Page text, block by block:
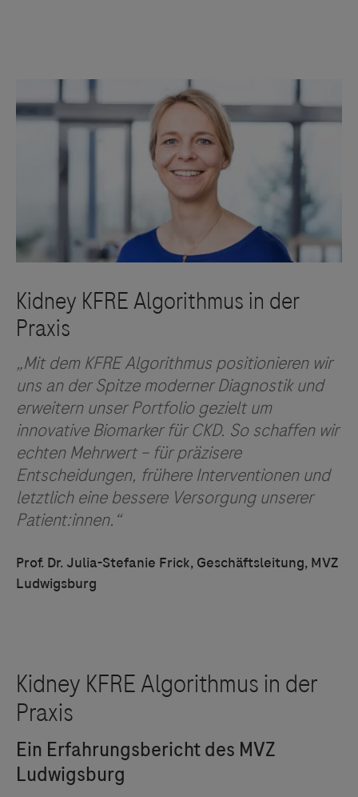
„Mit dem KFRE Algorithmus positionieren wir
uns an der Spitze moderner Diagnostik und
erweitern unser Portfolio gezielt um
innovative Biomarker für CKD. So schaffen wir
echten Mehrwert – für präzisere
Entscheidungen, frühere Interventionen und
letztlich eine bessere Versorgung unserer
Patient:innen.“
Prof. Dr. Julia-Stefanie Frick, Geschäftsleitung, MVZ
Ludwigsburg
Servicegedankens angeboten. Der Herausgeber äußert
keine Meinung über den Inhalt von Websites Dritter und